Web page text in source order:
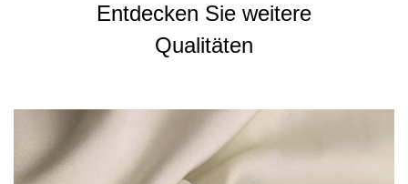
Entdecken Sie weitere
Qualitäten